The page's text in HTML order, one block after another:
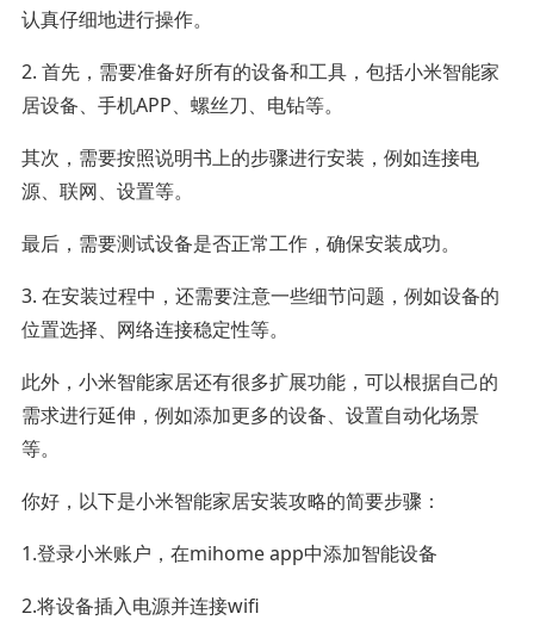
认真仔细地进行操作。
2. 首先，需要准备好所有的设备和工具，包括小米智能家
居设备、手机APP、螺丝刀、电钻等。
其次，需要按照说明书上的步骤进行安装，例如连接电
源、联网、设置等。
最后，需要测试设备是否正常工作，确保安装成功。
3. 在安装过程中，还需要注意一些细节问题，例如设备的
位置选择、网络连接稳定性等。
此外，小米智能家居还有很多扩展功能，可以根据自己的
需求进行延伸，例如添加更多的设备、设置自动化场景
等。
你好，以下是小米智能家居安装攻略的简要步骤：
1.登录小米账户，在mihome app中添加智能设备
2.将设备插入电源并连接wifi